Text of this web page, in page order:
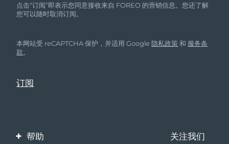
点击“订阅”即表示您同意接收来自 FOREO 的营销信息。您还了解
您可以随时取消订阅。
本网站受 reCAPTCHA 保护，并适用 Google隐私政策 和 服务条
款。
帮助 关注我们